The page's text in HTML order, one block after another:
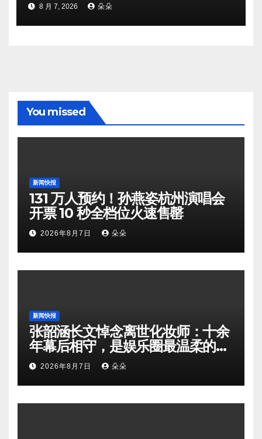
8 月 7, 2026 朵朵
You missed
新闻快报
131 万人预约！孙燕姿杭州演唱会
开票 10 秒全档位火速售罄
2026年8月7日 朵朵
新闻快报
张韶涵长文悼念离世化妆师：十余
年幕后相守，是娱乐圈最温柔的双
向奔赴
2026年8月7日 朵朵